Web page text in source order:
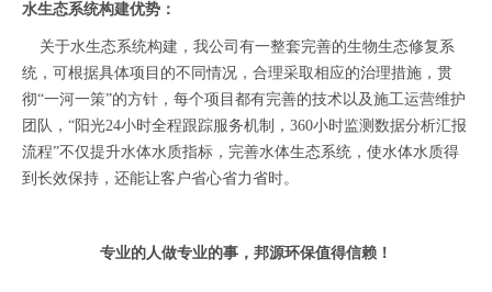
水生态系统构建优势：
关于水生态系统构建，我公司有一整套完善的生物生态修复系
统，可根据具体项目的不同情况，合理采取相应的治理措施，贯
彻“一河一策”的方针，每个项目都有完善的技术以及施工运营维护
团队，“阳光24小时全程跟踪服务机制，360小时监测数据分析汇报
流程”不仅提升水体水质指标，完善水体生态系统，使水体水质得
到长效保持，还能让客户省心省力省时。
专业的人做专业的事，邦源环保值得信赖！